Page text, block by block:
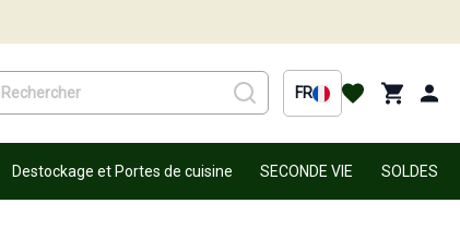
FR
Destockage et Portes de cuisine SECONDE VIE SOLDES